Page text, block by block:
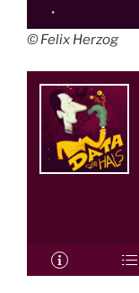
© Felix Herzog